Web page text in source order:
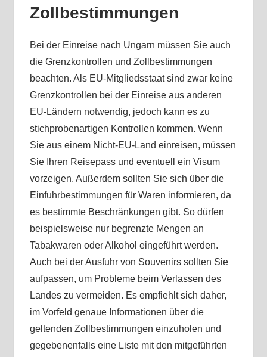
Zollbestimmungen
Bei der Einreise nach Ungarn müssen Sie auch
die Grenzkontrollen und Zollbestimmungen
beachten. Als EU-Mitgliedsstaat sind zwar keine
Grenzkontrollen bei der Einreise aus anderen
EU-Ländern notwendig, jedoch kann es zu
stichprobenartigen Kontrollen kommen. Wenn
Sie aus einem Nicht-EU-Land einreisen, müssen
Sie Ihren Reisepass und eventuell ein Visum
vorzeigen. Außerdem sollten Sie sich über die
Einfuhrbestimmungen für Waren informieren, da
es bestimmte Beschränkungen gibt. So dürfen
beispielsweise nur begrenzte Mengen an
Tabakwaren oder Alkohol eingeführt werden.
Auch bei der Ausfuhr von Souvenirs sollten Sie
aufpassen, um Probleme beim Verlassen des
Landes zu vermeiden. Es empfiehlt sich daher,
im Vorfeld genaue Informationen über die
geltenden Zollbestimmungen einzuholen und
gegebenenfalls eine Liste mit den mitgeführten